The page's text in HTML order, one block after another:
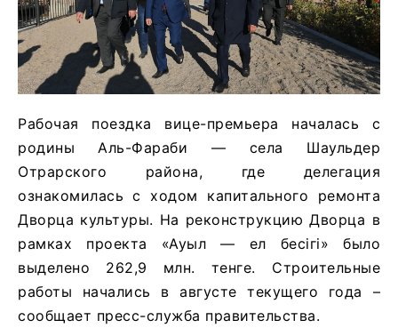
Рабочая поездка вице-премьера началась с
родины Аль-Фараби — села Шаульдер
Отрарского района, где делегация
ознакомилась с ходом капитального ремонта
Дворца культуры. На реконструкцию Дворца в
рамках проекта «Ауыл — ел бесігі» было
выделено 262,9 млн. тенге. Строительные
работы начались в августе текущего года –
сообщает пресс-служба правительства.